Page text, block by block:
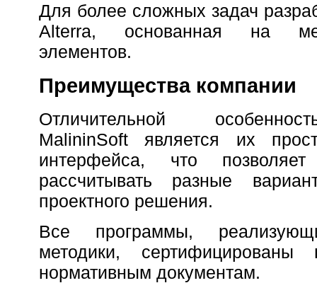
Для более сложных задач
Alterra, основанная на
элементов.
Преимущества компании
Отличительной
MalininSoft является их
интерфейса, что
рассчитывать разные
проектного решения.
Все программы,
методики, сертифицированы
нормативным документам.